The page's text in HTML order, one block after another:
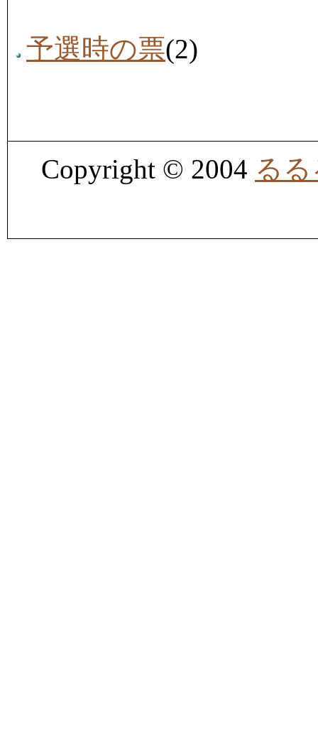
予選時の票(2)
Copyright © 2004 る